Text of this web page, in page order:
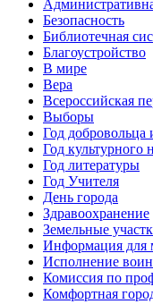
Безопасность
Библиотечная
Благоустройство
В мире
Вера
Всероссийская
Выборы
Год добровольца
Год культурного
Год литературы
Год Учителя
День города
Здравоохранение
Земельные
Информация для
Исполнение
Комиссия по
Комфортная